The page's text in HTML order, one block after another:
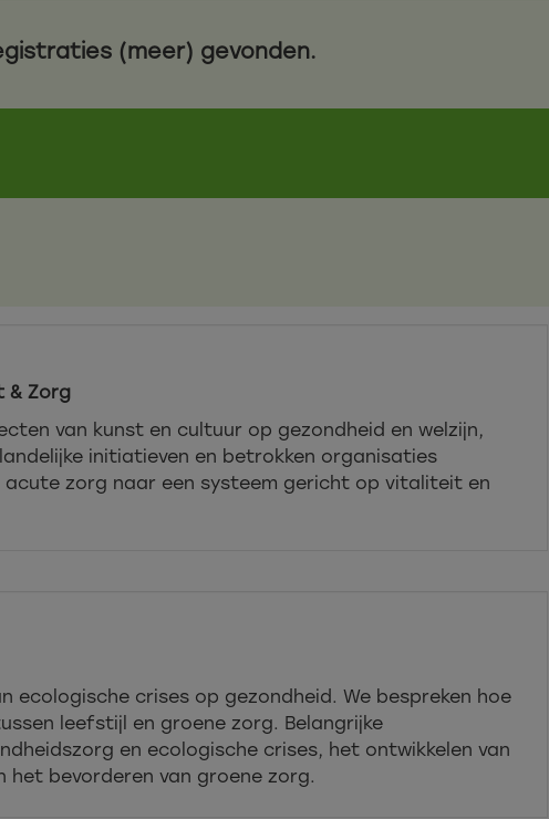
(meer) gevonden.
& Zorg
van kunst en cultuur op gezondheid en welzijn,
initiatieven en betrokken organisaties
acute zorg naar een systeem gericht op vitaliteit en
ecologische crises op gezondheid. We bespreken hoe
leefstijl en groene zorg. Belangrijke
en ecologische crises, het ontwikkelen van
het bevorderen van groene zorg.